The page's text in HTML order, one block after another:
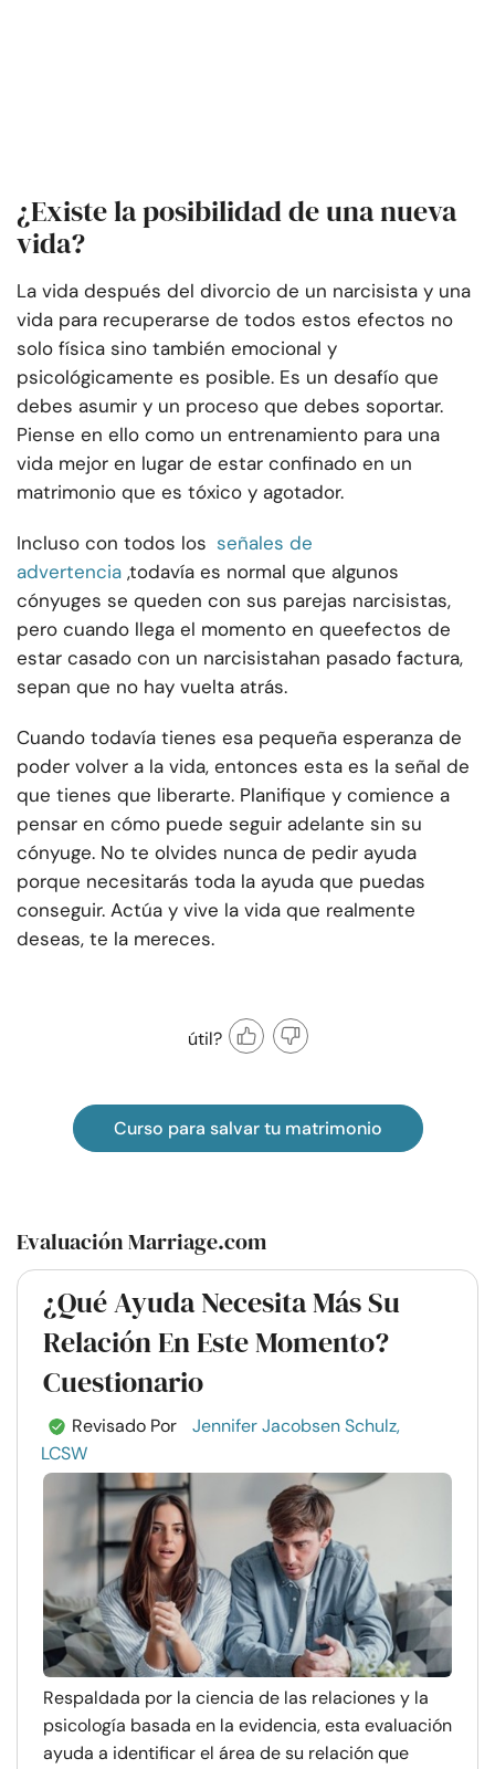
¿Existe la posibilidad de una nueva
vida?
La vida después del divorcio de un narcisista y una
vida para recuperarse de todos estos efectos no
solo física sino también emocional y
psicológicamente es posible. Es un desafío que
debes asumir y un proceso que debes soportar.
Piense en ello como un entrenamiento para una
vida mejor en lugar de estar confinado en un
matrimonio que es tóxico y agotador.
Incluso con todos los señales de
advertencia ,todavía es normal que algunos
cónyuges se queden con sus parejas narcisistas,
pero cuando llega el momento en queefectos de
estar casado con un narcisistahan pasado factura,
sepan que no hay vuelta atrás.
Cuando todavía tienes esa pequeña esperanza de
poder volver a la vida, entonces esta es la señal de
que tienes que liberarte. Planifique y comience a
pensar en cómo puede seguir adelante sin su
cónyuge. No te olvides nunca de pedir ayuda
porque necesitarás toda la ayuda que puedas
conseguir. Actúa y vive la vida que realmente
deseas, te la mereces.
útil?
Curso para salvar tu matrimonio
Evaluación Marriage.com
¿Qué Ayuda Necesita Más Su
Relación En Este Momento?
Cuestionario
Revisado Por
Jennifer Jacobsen Schulz,
LCSW
Respaldada por la ciencia de las relaciones y la
psicología basada en la evidencia, esta evaluación
ayuda a identificar el área de su relación que